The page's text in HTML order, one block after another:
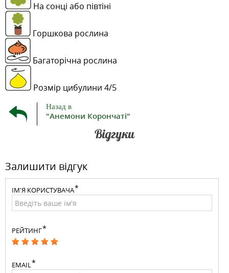
На сонці або півтіні
Горшкова рослина
Багаторічна рослина
Розмір цибулини 4/5
Назад в
"Анемони Корончаті"
Відгуки
Залишити відгук
ІМ'Я КОРИСТУВАЧА
РЕЙТИНГ
EMAIL